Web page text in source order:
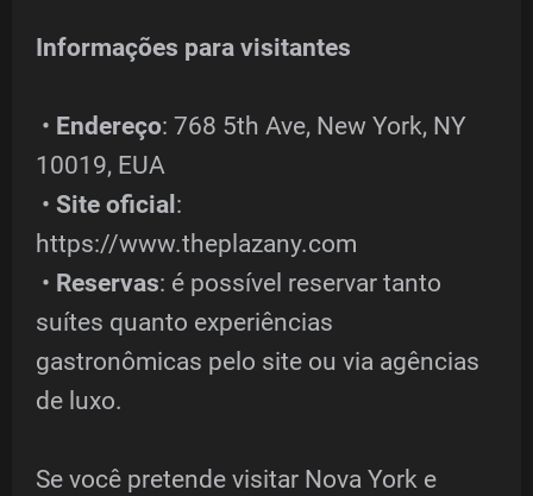
Informações para visitantes
• Endereço: 768 5th Ave, New York, NY
10019, EUA
• Site oficial :
https://www.theplazany.com
• Reservas: é possível reservar tanto
suítes quanto experiências
gastronômicas pelo site ou via agências
de luxo.
Se você pretende visitar Nova York e